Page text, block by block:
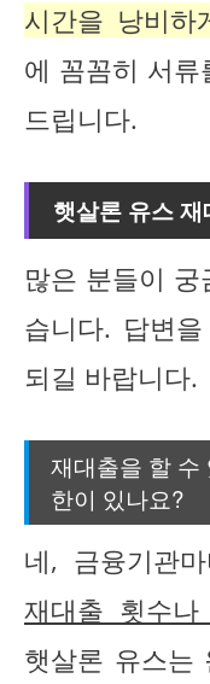
시간을 낭비하
에 꼼꼼히 서류
드립니다.
햇살론 유스
많은 분들이
습니다. 답변
되길 바랍니다.
재대출을 할 수
한이 있나요?
네, 금융기관
재대출 횟수
햇살론 유스는